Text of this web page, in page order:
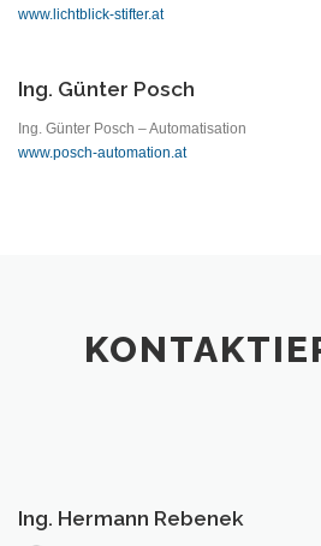
www.lichtblick-stifter.at
Ing. Günter Posch
Ing. Günter Posch – Automatisation
www.posch-automation.at
Ing. Hermann Rebenek